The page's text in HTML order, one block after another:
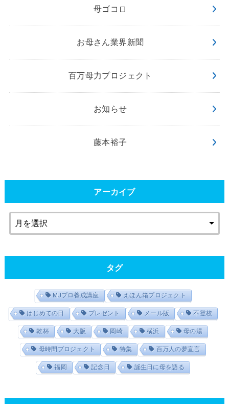
母ゴコロ
お母さん業界新聞
百万母力プロジェクト
お知らせ
藤本裕子
アーカイブ
タグ
MJプロ養成講座 えほん箱プロジェクト
はじめての日 プレゼント メール版 不登校
乾杯 大阪 岡崎 横浜 母の湯
母時間プロジェクト 特集 百万人の夢宣言
福岡 記念日 誕生日に母を語る